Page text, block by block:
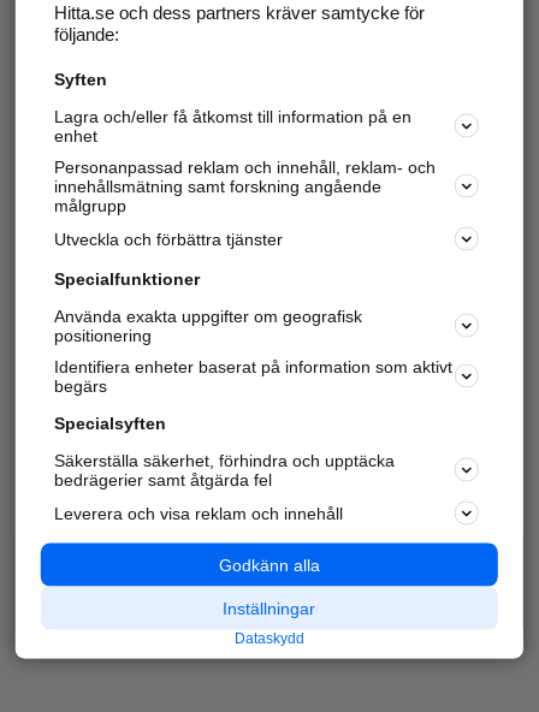
Hitta.se och dess partners kräver samtycke för
följande:
Syften
Lagra och/eller få åtkomst till information på en
enhet
Personanpassad reklam och innehåll, reklam- och
innehållsmätning samt forskning angående
målgrupp
Utveckla och förbättra tjänster
Specialfunktioner
Använda exakta uppgifter om geografisk
positionering
Identifiera enheter baserat på information som aktivt
begärs
Specialsyften
Säkerställa säkerhet, förhindra och upptäcka
bedrägerier samt åtgärda fel
Leverera och visa reklam och innehåll
Godkänn alla
Inställningar
Dataskydd